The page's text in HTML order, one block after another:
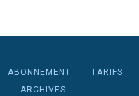
ABONNEMENT
TARIFS
ARCHIVES